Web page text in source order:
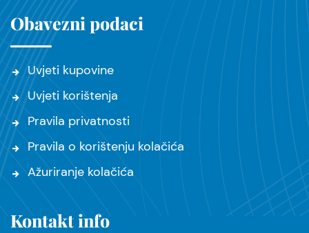
Obavezni podaci
Uvjeti kupovine
Uvjeti korištenja
Pravila privatnosti
Pravila o korištenju kolačića
Ažuriranje kolačića
Kontakt info